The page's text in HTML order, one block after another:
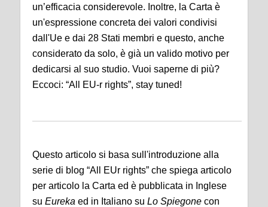
un’efficacia considerevole. Inoltre, la Carta è
un'espressione concreta dei valori condivisi
dall'Ue e dai 28 Stati membri e questo, anche
considerato da solo, è già un valido motivo per
dedicarsi al suo studio. Vuoi saperne di più?
Eccoci: “All EU-r rights”, stay tuned!
Questo articolo si basa sull'introduzione alla
serie di blog “All EUr rights” che spiega articolo
per articolo la Carta ed è pubblicata in Inglese
su Eureka ed in Italiano su Lo Spiegone con